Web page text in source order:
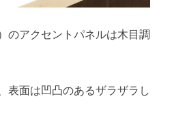
のアクセントパネルは木目調
表面は凹凸のあるザラザラし